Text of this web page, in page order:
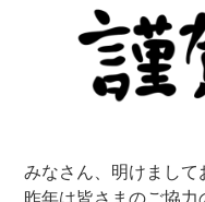
みなさん、明けまして
昨年は皆さまのご協